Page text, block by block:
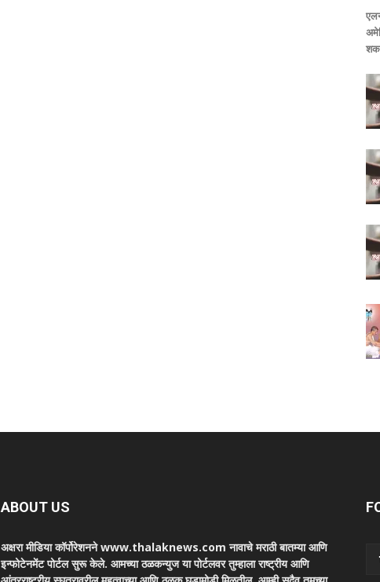
ABOUT US
अक्षरा मीडिया कॉर्पोरेशनने www.thalaknews.com नावाचे मराठी बातम्या आणि
इन्फोटेनमेंट पोर्टल सुरू केले. आमच्या ठळकन्युज या पोर्टलवर तुम्हाला राष्ट्रीय आणि